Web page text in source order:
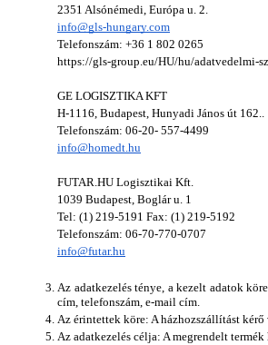
2351 Alsónémedi, Európa u. 2.
info@gls-hungary.com
Telefonszám: +36 1 802 0265
https://gls-group.eu/HU/hu/adatvedelmi-
GE LOGISZTIKA KFT
H-1116, Budapest, Hunyadi János út 162..
Telefonszám: 06-20- 557-4499
info@homedt.hu
FUTAR.HU Logisztikai Kft.
1039 Budapest, Boglár u. 1
Tel: (1) 219-5191 Fax: (1) 219-5192
Telefonszám: 06-70-770-0707
info@futar.hu
Az adatkezelés ténye, a kezelt adatok
cím, telefonszám, e-mail cím.
Az érintettek köre: A házhozszállítást
Az adatkezelés célja: A megrendelt termék